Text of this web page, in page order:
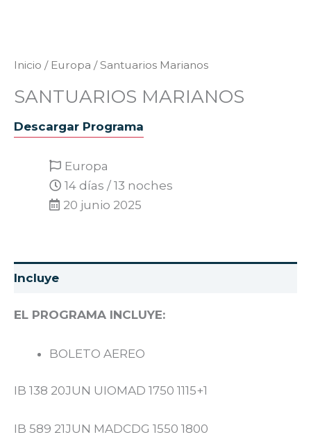
Inicio / Europa / Santuarios Marianos
SANTUARIOS MARIANOS
Descargar Programa
Europa
14 días / 13 noches
20 junio 2025
EL PROGRAMA INCLUYE:
BOLETO AEREO
IB 138 20JUN UIOMAD 1750 1115+1
IB 589 21JUN MADCDG 1550 1800